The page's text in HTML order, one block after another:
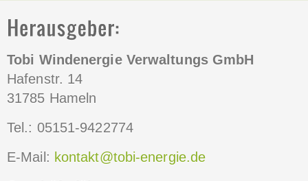
Tobi Windenergie Verwaltungs GmbH
Hafenstr. 14
31785 Hameln
Tel.: 05151-9422774
E-Mail: kontakt@tobi-energie.de